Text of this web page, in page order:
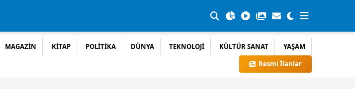
MAGAZİN KİTAP POLİTİKA DÜNYA TEKNOLOJİ KÜLTÜR SANAT
YAŞAM
Resmi İlanlar